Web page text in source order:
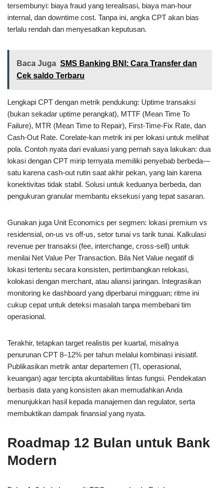
tersembunyi: biaya fraud yang terealisasi, biaya man-hour
internal, dan downtime cost. Tanpa ini, angka CPT akan bias
terlalu rendah dan menyesatkan keputusan.
Baca Juga SMS Banking BNI: Cara Transfer dan
Cek saldo Terbaru
Lengkapi CPT dengan metrik pendukung: Uptime transaksi
(bukan sekadar uptime perangkat), MTTF (Mean Time To
Failure), MTR (Mean Time to Repair), First-Time-Fix Rate, dan
Cash-Out Rate. Corelate-kan metrik ini per lokasi untuk melihat
pola. Contoh nyata dari evaluasi yang pernah saya lakukan: dua
lokasi dengan CPT mirip ternyata memiliki penyebab berbeda—
satu karena cash-out rutin saat akhir pekan, yang lain karena
konektivitas tidak stabil. Solusi untuk keduanya berbeda, dan
pengukuran granular membantu eksekusi yang tepat sasaran.
Gunakan juga Unit Economics per segmen: lokasi premium vs
residensial, on-us vs off-us, setor tunai vs tarik tunai. Kalkulasi
revenue per transaksi (fee, interchange, cross-sell) untuk
menilai Net Value Per Transaction. Bila Net Value negatif di
lokasi tertentu secara konsisten, pertimbangkan relokasi,
kolokasi dengan merchant, atau aliansi jaringan. Integrasikan
monitoring ke dashboard yang diperbarui mingguan; ritme ini
cukup cepat untuk deteksi masalah tanpa membebani tim
operasional.
Terakhir, tetapkan target realistis per kuartal, misalnya
penurunan CPT 8–12% per tahun melalui kombinasi inisiatif.
Publikasikan metrik antar departemen (TI, operasional,
keuangan) agar tercipta akuntabilitas lintas fungsi. Pendekatan
berbasis data yang konsisten akan memudahkan Anda
menunjukkan hasil kepada manajemen dan regulator, serta
membuktikan dampak finansial yang nyata.
Roadmap 12 Bulan untuk Bank
Modern